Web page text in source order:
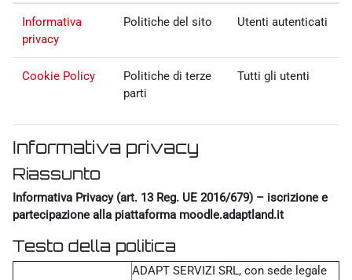
Informativa
privacy
Politiche del sito Utenti autenticati
Cookie Policy
Politiche di terze
parti
Tutti gli utenti
Informativa privacy
Riassunto
Informativa Privacy (art. 13 Reg. UE 2016/679) – iscrizione e
partecipazione alla piattaforma moodle.adaptland.it
Testo della politica
ADAPT SERVIZI SRL, con sede legale